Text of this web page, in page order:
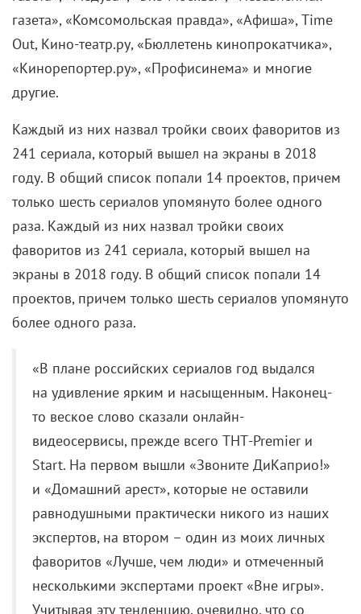
Out, Кино-театр.ру, «Бюллетень кинопрокатчика»,
«Кинорепортер.ру», «Профисинема» и многие
другие.
Каждый из них назвал тройки своих фаворитов из
241 сериала, который вышел на экраны в 2018
году. В общий список попали 14 проектов, причем
только шесть сериалов упомянуто более одного
раза. Каждый из них назвал тройки своих
фаворитов из 241 сериала, который вышел на
экраны в 2018 году. В общий список попали 14
проектов, причем только шесть сериалов упомянуто
«В плане российских сериалов год выдался
на удивление ярким и насыщенным. Наконец-
видеосервисы, прежде всего ТНТ-Premier и
Start. На первом вышли «Звоните ДиКаприо!»
и «Домашний арест», которые не оставили
равнодушными практически никого из наших
несколькими экспертами проект «Вне игры».
Учитывая эту тенденцию, очевидно, что со
временем, сериалов для интернета станет